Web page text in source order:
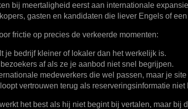
bij meertaligheid eerst aan internationale
gasten en kandidaten die liever Engels of
frictie op precies de verkeerde momenten:
je bedrijf kleiner of lokaler dan het werkelijk is.
af als ze je aanbod niet snel begrijpen.
medewerkers die wel passen, maar je
loopt vertrouwen terug als reserveringsinformatie niet
het best als hij niet begint bij vertalen, maar bij